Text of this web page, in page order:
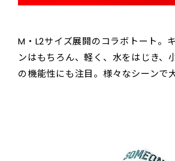
M・L2サイズ展開のコラボトート。
ンはもちろん、軽く、水をはじき、
の機能性にも注目。様々なシーンで